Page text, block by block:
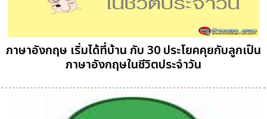
ภาษาอังกฤษ เริ่มได้ที่บ้าน กับ 30 ประโยคคุยกับลูกเป็น
ภาษาอังกฤษในชีวิตประจำวัน